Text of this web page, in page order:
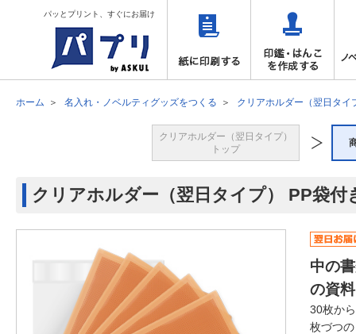
パッとプリント、すぐにお届け
ホーム 名入れ・ノベルティグッズをつくる クリアホルダー（翌日タイ
クリアホルダー（翌日タイプ）
トップ
クリアホルダー（翌日タイプ） PP袋
中の
の資
30枚か
枚づつ